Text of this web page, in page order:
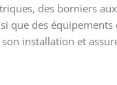
des borniers
que des
installation et